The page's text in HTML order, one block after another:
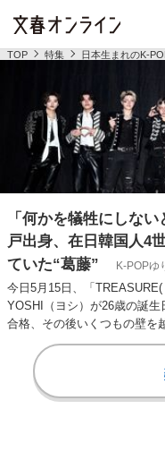
TOP 特集 日本生まれのK-
「何かを犠牲にしな
戸出身、在日韓国人4
ていた“葛藤”
K-POPゆ
今日5月15日、「
YOSHI（ヨシ）が26歳の誕
合格、その後いくつもの壁を